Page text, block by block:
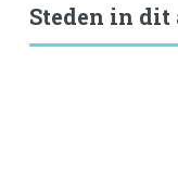
Steden in